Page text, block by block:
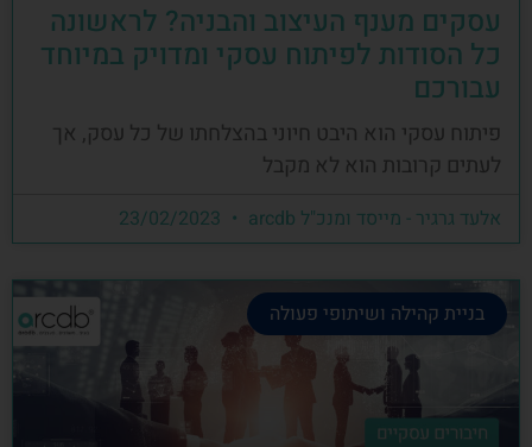
עסקים מענף העיצוב והבניה? לראשונה
כל הסודות לפיתוח עסקי ומדויק במיוחד
עבורכם
פיתוח עסקי הוא היבט חיוני בהצלחתו של כל עסק, אך
לעתים קרובות הוא לא מקבל
אלעד גרגיר - מייסד ומנכ"ל arcdb
בניית קהילה ושיתופי פעולה